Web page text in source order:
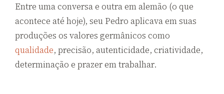
Entre uma conversa e outra em alemão (o que
acontece até hoje), seu Pedro aplicava em suas
produções os valores germânicos como
qualidade, precisão, autenticidade, criatividade,
determinação e prazer em trabalhar.